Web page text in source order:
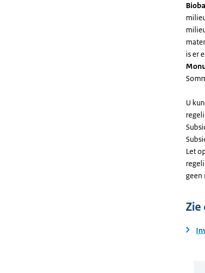
is er
U
Let
geen
Zie